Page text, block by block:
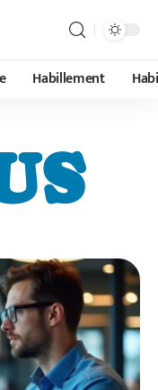
Habillement